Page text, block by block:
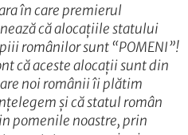
în care premierul
că alocațiile statului
românilor sunt “POMENI”!
că aceste alocații sunt din
noi românii îi plătim
și că statul român
pomenile noastre, prin